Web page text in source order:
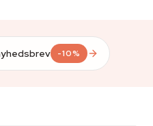
-10%